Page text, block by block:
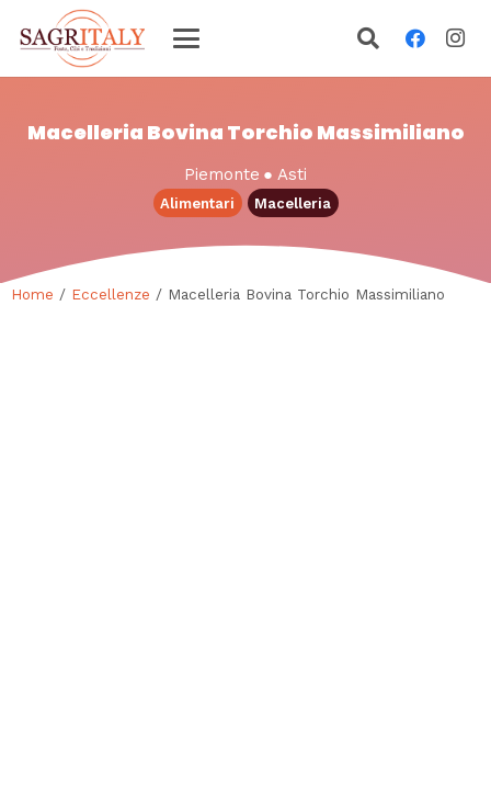
Macelleria Bovina Torchio Massimiliano
Piemonte ● Asti
Alimentari Macelleria
Home / Eccellenze / Macelleria Bovina Torchio Massimiliano